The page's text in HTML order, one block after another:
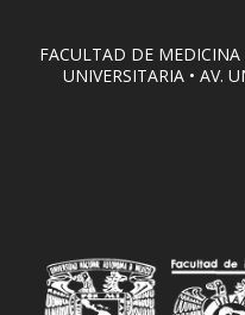
FACULTAD DE MEDICINA
UNIVERSITARIA • AV.